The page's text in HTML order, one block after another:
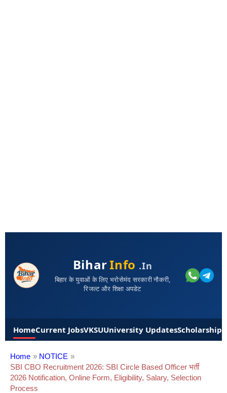
BiharInfo .in
बिहार के युवाओं के लिए भरोसेमंद सरकारी नौकरी,
रिजल्ट और शिक्षा अपडेट
HomeCurrent JobsVKSUUniversity UpdatesScholarships
Home
NOTICE
SBI CBO Recruitment 2026: SBI Circle Based Officer भर्ती
2026 Notification, Online Form, Eligibility, Salary, Selection
Process